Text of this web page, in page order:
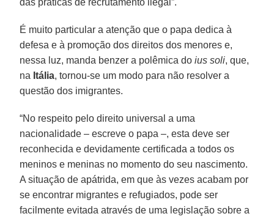
É muito particular a atenção que o papa dedica à
defesa e à promoção dos direitos dos menores e,
nessa luz, manda benzer a polêmica doius soli, que,
na Itália, tornou-se um modo para não resolver a
questão dos imigrantes.
“No respeito pelo direito universal a uma
nacionalidade – escreve o papa –, esta deve ser
reconhecida e devidamente certificada a todos os
meninos e meninas no momento do seu nascimento.
A situação de apátrida, em que às vezes acabam por
se encontrar migrantes e refugiados, pode ser
facilmente evitada através de uma legislação sobre a